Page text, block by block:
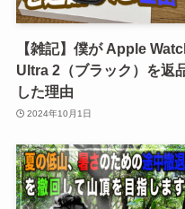
【雑記】僕が Apple
Ultra 2（ブラック）を返
した理由
2024年10月1日